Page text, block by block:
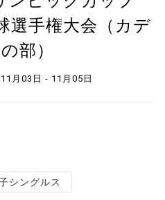
選手権大会（カデ
部）
月03日 - 11月05日
シングルス